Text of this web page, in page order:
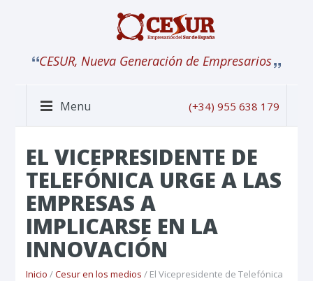
CESUR, Nueva Generación de Empresarios
Menu (+34) 955 638 179
EL VICEPRESIDENTE DE
TELEFÓNICA URGE A LAS
EMPRESAS A
IMPLICARSE EN LA
INNOVACIÓN
Inicio /Cesur en los medios / El Vicepresidente de Telefónica